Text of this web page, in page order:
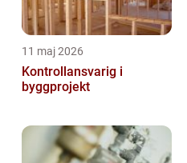
11 maj 2026
Kontrollansvarig i
byggprojekt